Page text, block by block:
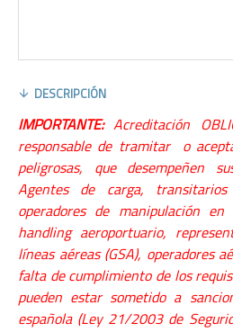
DESCRIPCIÓN
IMPORTANTE: Acreditación
responsable de tramitar o
peligrosas, que desempeñen
Agentes de carga,
operadores de manipulación
handling aeroportuario,
líneas aéreas (GSA), operadores
falta de cumplimiento de los
pueden estar sometido a
española (Ley 21/2003 de